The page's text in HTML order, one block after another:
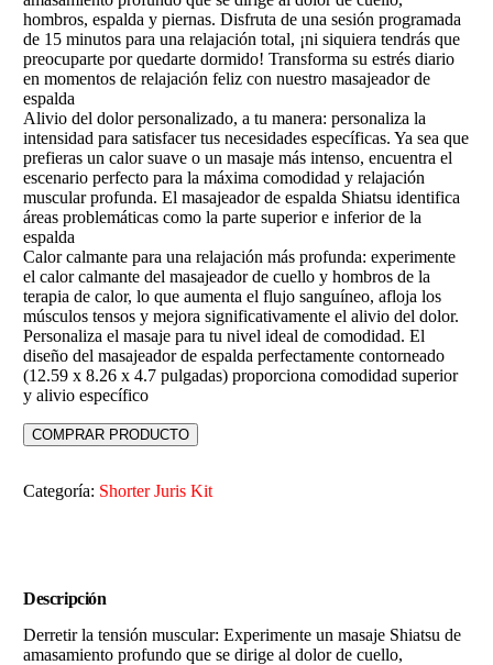
hombros, espalda y piernas. Disfruta de una sesión programada
de 15 minutos para una relajación total, ¡ni siquiera tendrás que
preocuparte por quedarte dormido! Transforma su estrés diario
en momentos de relajación feliz con nuestro masajeador de
espalda
Alivio del dolor personalizado, a tu manera: personaliza la
intensidad para satisfacer tus necesidades específicas. Ya sea que
prefieras un calor suave o un masaje más intenso, encuentra el
escenario perfecto para la máxima comodidad y relajación
muscular profunda. El masajeador de espalda Shiatsu identifica
áreas problemáticas como la parte superior e inferior de la
espalda
Calor calmante para una relajación más profunda: experimente
el calor calmante del masajeador de cuello y hombros de la
terapia de calor, lo que aumenta el flujo sanguíneo, afloja los
músculos tensos y mejora significativamente el alivio del dolor.
Personaliza el masaje para tu nivel ideal de comodidad. El
diseño del masajeador de espalda perfectamente contorneado
(12.59 x 8.26 x 4.7 pulgadas) proporciona comodidad superior
y alivio específico
COMPRAR PRODUCTO
Categoría: Shorter Juris Kit
Descripción
Derretir la tensión muscular: Experimente un masaje Shiatsu de
amasamiento profundo que se dirige al dolor de cuello,